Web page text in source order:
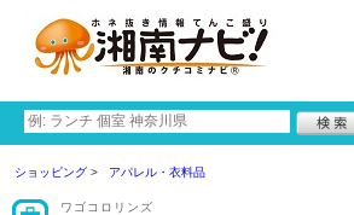
ショッピング アパレル・衣料品
ワゴコロリンズ